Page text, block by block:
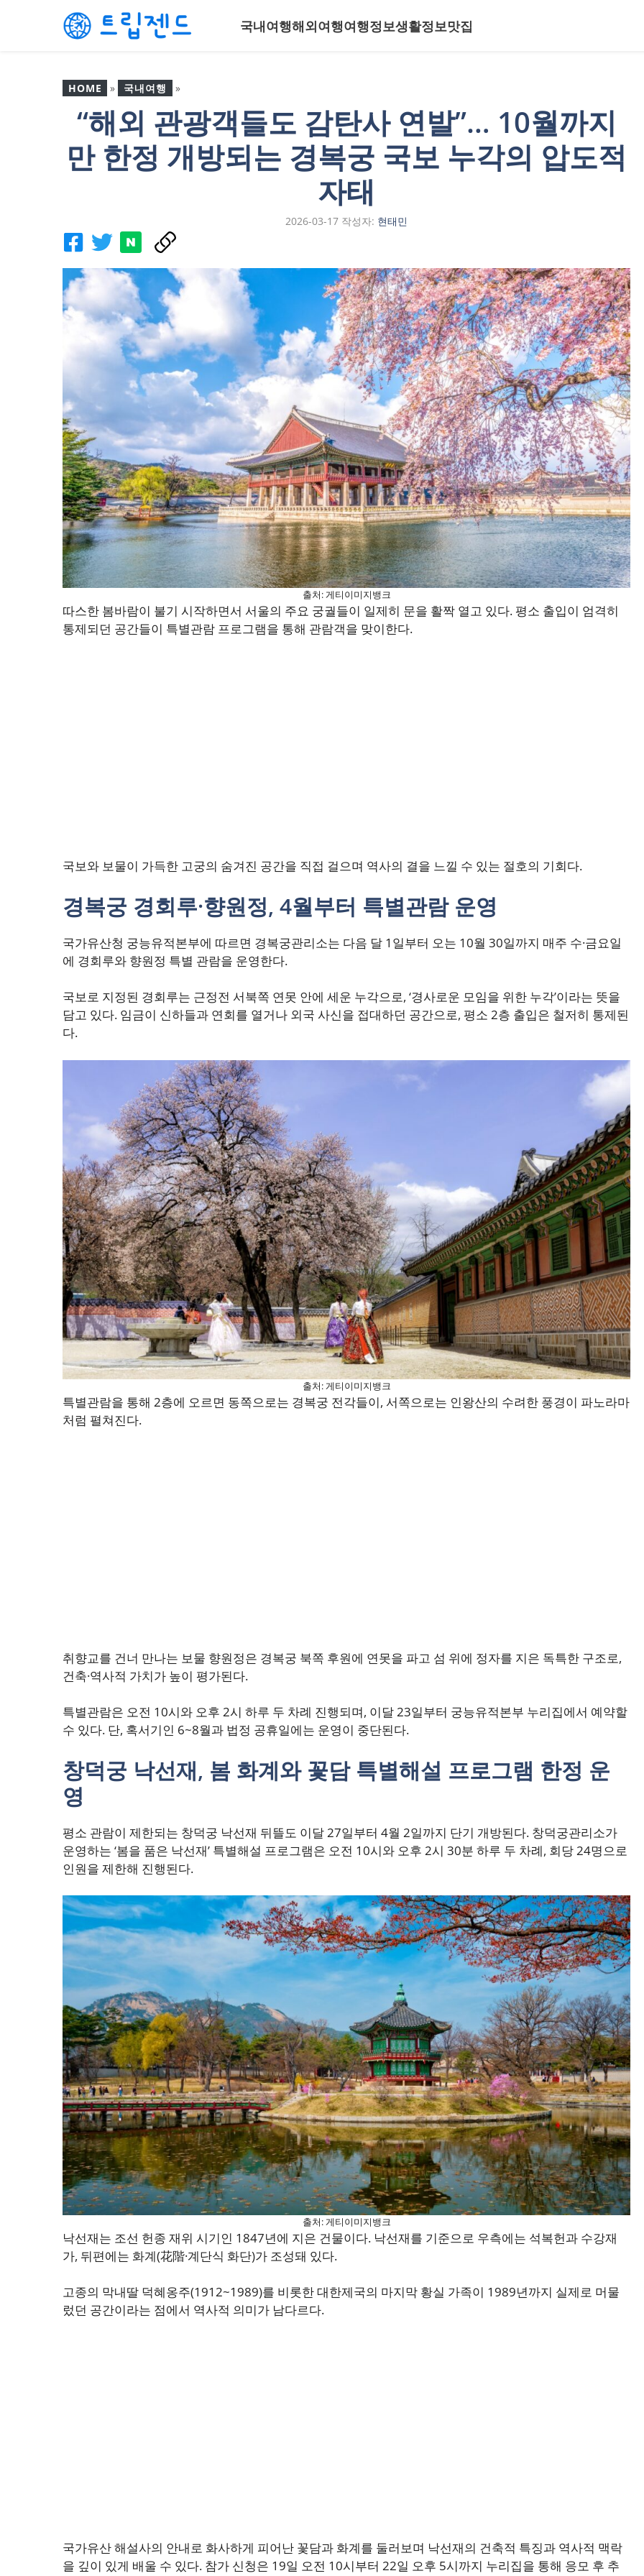
국내여행해외여행여행정보생활정보맛집
HOME » 국내여행 »
“해외 관광객들도 감탄사
연발”… 10월까지만 한정
개방되는 경복궁 국보 누
각의 압도적 자태
“해외 관광객들도 감탄사 연발”… 10월까지
만 한정 개방되는 경복궁 국보 누각의 압도적
자태
2026-03-17 작성자: 현태민
출처: 게티이미지뱅크
따스한 봄바람이 불기 시작하면서 서울의 주요 궁궐들이 일제히 문을 활짝 열고 있다. 평소 출입이 엄격히
통제되던 공간들이 특별관람 프로그램을 통해 관람객을 맞이한다.
국보와 보물이 가득한 고궁의 숨겨진 공간을 직접 걸으며 역사의 결을 느낄 수 있는 절호의 기회다.
경복궁 경회루·향원정, 4월부터 특별관람 운영
국가유산청 궁능유적본부에 따르면 경복궁관리소는 다음 달 1일부터 오는 10월 30일까지 매주 수·금요일
에 경회루와 향원정 특별 관람을 운영한다.
국보로 지정된 경회루는 근정전 서북쪽 연못 안에 세운 누각으로, ‘경사로운 모임을 위한 누각’이라는 뜻을
담고 있다. 임금이 신하들과 연회를 열거나 외국 사신을 접대하던 공간으로, 평소 2층 출입은 철저히 통제된
다.
출처: 게티이미지뱅크
특별관람을 통해 2층에 오르면 동쪽으로는 경복궁 전각들이, 서쪽으로는 인왕산의 수려한 풍경이 파노라마
처럼 펼쳐진다.
취향교를 건너 만나는 보물 향원정은 경복궁 북쪽 후원에 연못을 파고 섬 위에 정자를 지은 독특한 구조로,
건축·역사적 가치가 높이 평가된다.
특별관람은 오전 10시와 오후 2시 하루 두 차례 진행되며, 이달 23일부터 궁능유적본부 누리집에서 예약할
수 있다. 단, 혹서기인 6~8월과 법정 공휴일에는 운영이 중단된다.
창덕궁 낙선재, 봄 화계와 꽃담 특별해설 프로그램 한정 운
영
평소 관람이 제한되는 창덕궁 낙선재 뒤뜰도 이달 27일부터 4월 2일까지 단기 개방된다. 창덕궁관리소가
운영하는 ‘봄을 품은 낙선재’ 특별해설 프로그램은 오전 10시와 오후 2시 30분 하루 두 차례, 회당 24명으로
인원을 제한해 진행된다.
출처: 게티이미지뱅크
낙선재는 조선 헌종 재위 시기인 1847년에 지은 건물이다. 낙선재를 기준으로 우측에는 석복헌과 수강재
가, 뒤편에는 화계(花階·계단식 화단)가 조성돼 있다.
고종의 막내딸 덕혜옹주(1912~1989)를 비롯한 대한제국의 마지막 황실 가족이 1989년까지 실제로 머물
렀던 공간이라는 점에서 역사적 의미가 남다르다.
국가유산 해설사의 안내로 화사하게 피어난 꽃담과 화계를 둘러보며 낙선재의 건축적 특징과 역사적 맥락
을 깊이 있게 배울 수 있다. 참가 신청은 19일 오전 10시부터 22일 오후 5시까지 누리집을 통해 응모 후 추